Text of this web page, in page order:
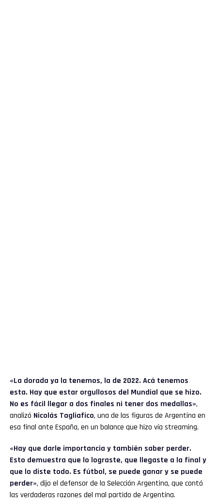
«La dorada ya la tenemos, la de 2022. Acá tenemos
esta. Hay que estar orgullosos del Mundial que se hizo.
No es fácil llegar a dos finales ni tener dos medallas»,
analizó Nicolás Tagliafico, una de las figuras de Argentina en
esa final ante España, en un balance que hizo vía streaming.
«Hay que darle importancia y también saber perder.
Esto demuestra que lo lograste, que llegaste a la final y
que lo diste todo. Es fútbol, se puede ganar y se puede
perder», dijo el defensor de la Selección Argentina, que contó
las verdaderas razones del mal partido de Argentina.